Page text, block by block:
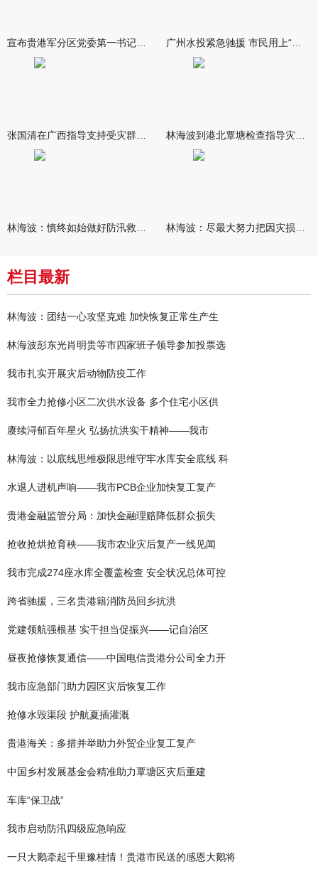
栏目最新
林海波：团结一心攻坚克难 加快恢复正常生产生
林海波彭东光肖明贵等市四家班子领导参加投票选
我市扎实开展灾后动物防疫工作
我市全力抢修小区二次供水设备 多个住宅小区供
赓续浔郁百年星火 弘扬抗洪实干精神——我市
林海波：以底线思维极限思维守牢水库安全底线 科
水退人进机声响——我市PCB企业加快复工复产
贵港金融监管分局：加快金融理赔降低群众损失
抢收抢烘抢育秧——我市农业灾后复产一线见闻
我市完成274座水库全覆盖检查 安全状况总体可控
跨省驰援，三名贵港籍消防员回乡抗洪
党建领航强根基 实干担当促振兴——记自治区
昼夜抢修恢复通信——中国电信贵港分公司全力开
我市应急部门助力园区灾后恢复工作
抢修水毁渠段 护航夏插灌溉
贵港海关：多措并举助力外贸企业复工复产
中国乡村发展基金会精准助力覃塘区灾后重建
车库“保卫战”
我市启动防汛四级应急响应
一只大鹅牵起千里豫桂情！贵港市民送的感恩大鹅将